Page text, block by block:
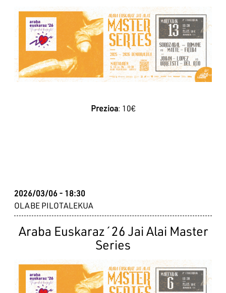
Irudia
Prezioa: 10€
2026/03/06 - 18:30
OLABE PILOTALEKUA
Araba Euskaraz´26 Jai Alai Master
Series
Irudia